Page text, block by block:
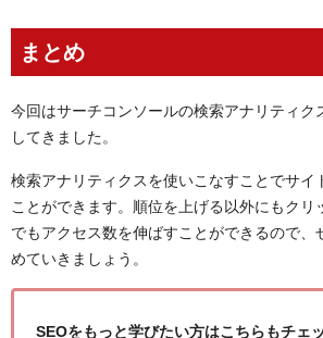
まとめ
今回はサーチコンソールの検索アナリティク
してきました。
検索アナリティクスを使いこなすことでサイ
ことができます。順位を上げる以外にもクリ
でもアクセス数を伸ばすことができるので、
めていきましょう。
SEOをもっと学びたい方はこちらもチェ